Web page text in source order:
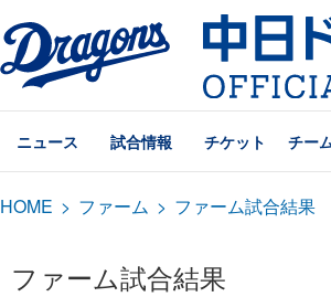
ニュース 試合情報 チケット チー
HOME > ファーム > ファーム試合結果
ファーム試合結果